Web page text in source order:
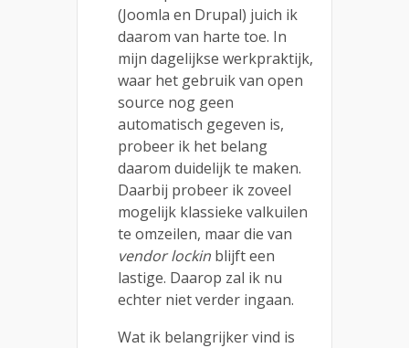
(Joomla en Drupal) juich ik
daarom van harte toe. In
mijn dagelijkse werkpraktijk,
waar het gebruik van open
source nog geen
automatisch gegeven is,
probeer ik het belang
daarom duidelijk te maken.
Daarbij probeer ik zoveel
mogelijk klassieke valkuilen
te omzeilen, maar die van
vendor lockin blijft een
lastige. Daarop zal ik nu
echter niet verder ingaan.
Wat ik belangrijker vind is